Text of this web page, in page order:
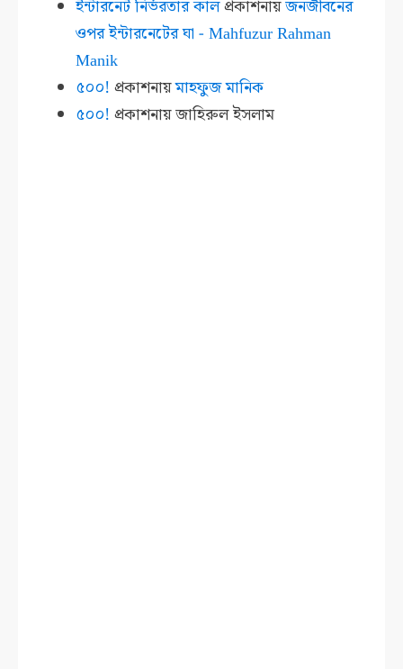
ইন্টারনেট নির্ভরতার কালপ্রকাশনায়জনজীবনের
ওপর ইন্টারনেটের ঘা - Mahfuzur Rahman
Manik
৫০০! প্রকাশনায়মাহফুজ মানিক
৫০০! প্রকাশনায়জাহিরুল ইসলাম